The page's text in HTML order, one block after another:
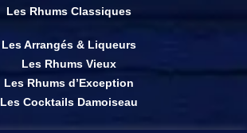
Les Rhums Classiques
Les Arrangés & Liqueurs
Les Rhums Vieux
Les Rhums d’Exception
Les Cocktails Damoiseau